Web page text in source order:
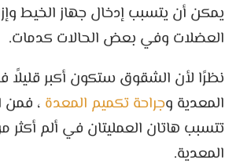
يمكن أن يتسبب إدخال جهاز الخيط
العضلات وفي بعض الحالات كدمات.
نظرًا لأن الشقوق ستكون أكبر قليلاً
المعدية وجراحة تكميم المعدة ، فمن
تتسبب هاتان العمليتان في ألم أكثر
المعدية.